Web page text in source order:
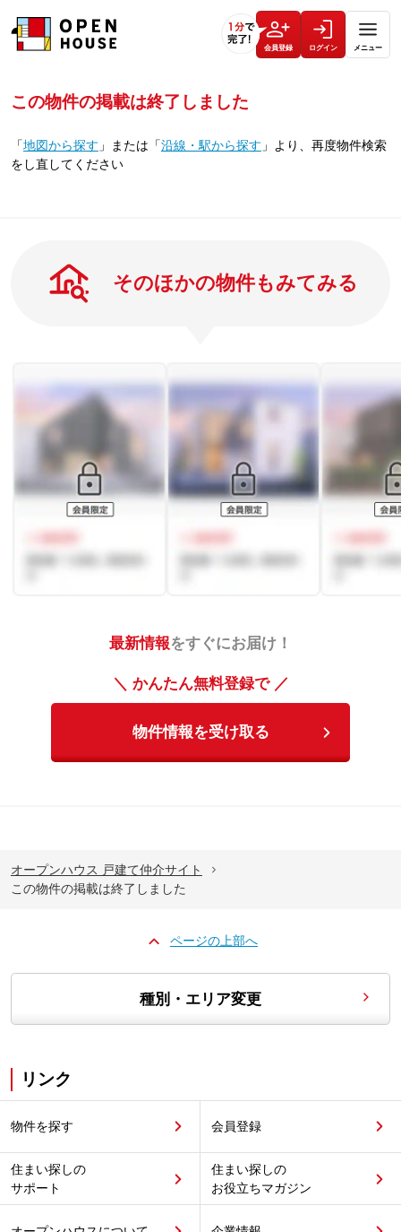
会員登録 ログイン メニュー
この物件の掲載は終了しました
「地図から探す 」 または 「沿線・駅から探す 」 より、再度物件検索
をし直してください
そのほかの物件もみてみる
最新情報をすぐにお届け！
＼ かんたん無料登録で ／
物件情報を受け取る
オープンハウス 戸建て仲介サイト
この物件の掲載は終了しました
ページの上部へ
種別・エリア変更
リンク
物件を探す 会員登録
住まい探しの
サポート
住まい探しの
お役立ちマガジン